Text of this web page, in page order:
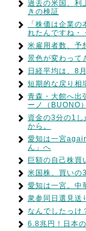
過去の米国、利
きの検証
「株価は企業
れたんですね・
米雇用者数、予
景色が変わって
日経平均は、8
短期的な戻り相
青森・大館へ出
ーノ（BUONO
資金の3分の1
から。
愛知は一宮
ん」へ
巨額の自己株買
米国株、買いの
愛知は一宮。中
衆参同日選見
なんでしたっけ
6.8兆円！日本